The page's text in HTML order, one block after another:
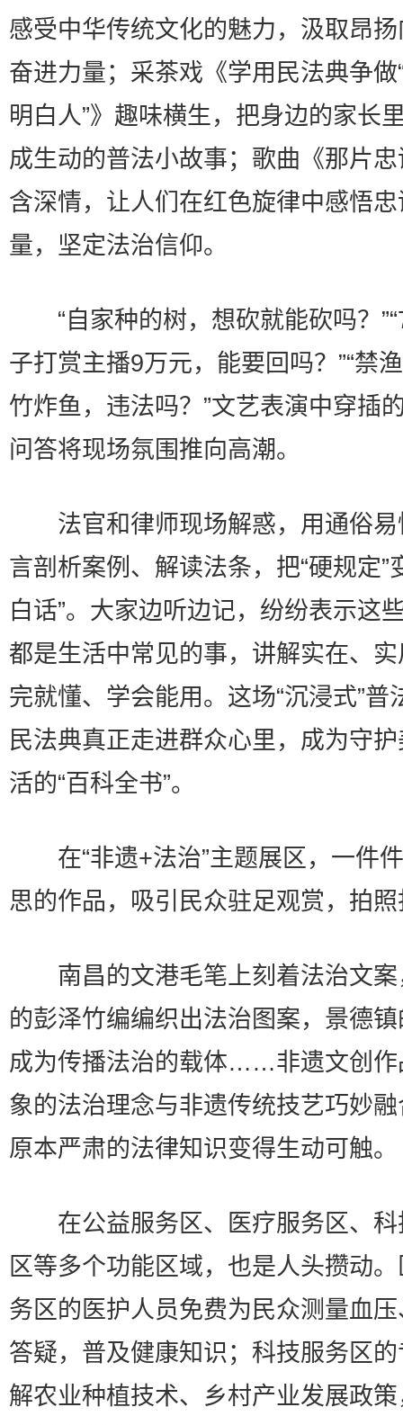
感受中华传统文化的魅力，汲取昂
奋进力量；采茶戏《学用民法典争做
明白人”》趣味横生，把身边的家长
成生动的普法小故事；歌曲《那片
含深情，让人们在红色旋律中感悟
量，坚定法治信仰。
“自家种的树，想砍就能砍吗？
子打赏主播9万元，能要回吗？”“禁
竹炸鱼，违法吗？”文艺表演中穿插
问答将现场氛围推向高潮。
法官和律师现场解惑，用通俗易
言剖析案例、解读法条，把“硬规定”
白话”。大家边听边记，纷纷表示这
都是生活中常见的事，讲解实在、
完就懂、学会能用。这场“沉浸式”普
民法典真正走进群众心里，成为守
活的“百科全书”。
在“非遗+法治”主题展区，一件
思的作品，吸引民众驻足观赏，拍
南昌的文港毛笔上刻着法治文案
的彭泽竹编编织出法治图案，景德
成为传播法治的载体……非遗文创作
象的法治理念与非遗传统技艺巧妙
原本严肃的法律知识变得生动可触。
在公益服务区、医疗服务区、科
区等多个功能区域，也是人头攒动
务区的医护人员免费为民众测量血
答疑，普及健康知识；科技服务区
解农业种植技术、乡村产业发展政